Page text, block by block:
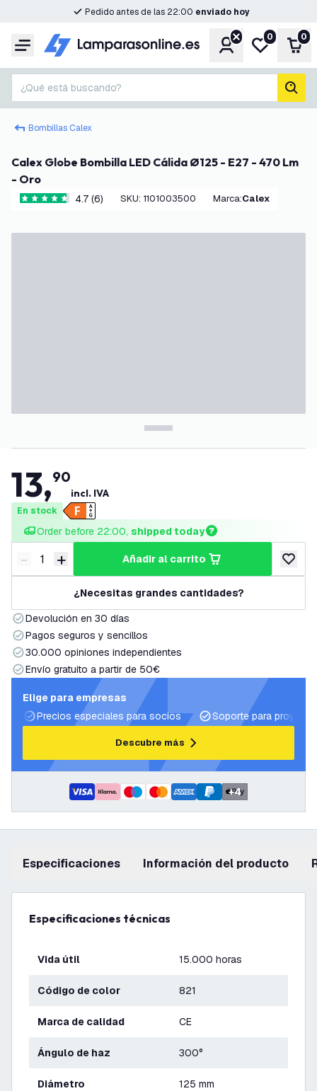
Pedido antes de las 22:00 enviado hoy
Menú CuentaMi lista de
0 0
¿Qué está buscando?
Bombillas Calex
Calex Globe Bombilla LED Cálida Ø125 - E27 - 470 Lm
- Oro
4.7 estrellas de puntuación
4.7 (6) SKU: 1101003500 Marca: Calex
13,90
incl. IVA
En stock
Order before 22:00, shipped today
Disminuir cantidad
- Aumentar cantidad
+ añadir al carrito
añadir
¿Necesitas grandes cantidades?
Devolución en 30 días
Pagos seguros y sencillos
30.000 opiniones independientes
Envío gratuito a partir de 50€
Elige para empresas
Precios especiales para socios
Soporte para
Descubre más
+4
Especificaciones información del producto
Especificaciones técnicas
Vida útil 15.000 horas
Código de color 821
Marca de calidad CE
Ángulo de haz 300°
Diámetro 125 mm